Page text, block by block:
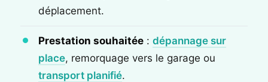
déplacement.
Prestation souhaitée : dépannage sur
place, remorquage vers le garage ou
transport planifié.